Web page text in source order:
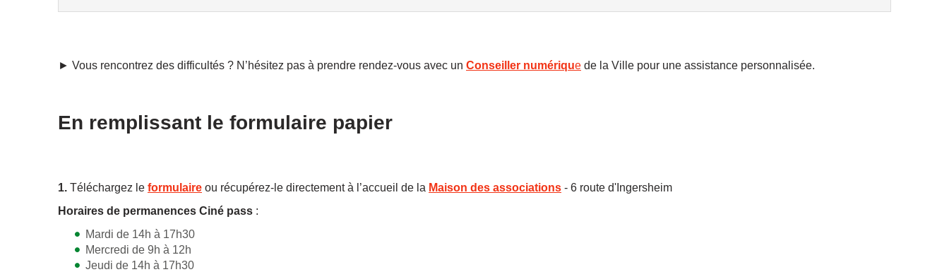
► Vous rencontrez des difficultés ? N’hésitez pas à prendre rendez-vous avec un Conseiller numérique de la Ville pour une assistance personnalisée.
En remplissant le formulaire papier
1. Téléchargez le formulaire ou récupérez-le directement à l’accueil de la Maison des associations - 6 route d'Ingersheim
Horaires de permanences Ciné pass :
Mardi de 14h à 17h30
Mercredi de 9h à 12h
Jeudi de 14h à 17h30